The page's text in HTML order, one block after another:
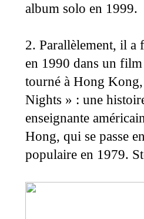
album solo en 1999.
2. Parallèlement, il a
en 1990 dans un
tourné à Hong
Nights » : une
enseignante
Hong, qui se passe
populaire en 1979.